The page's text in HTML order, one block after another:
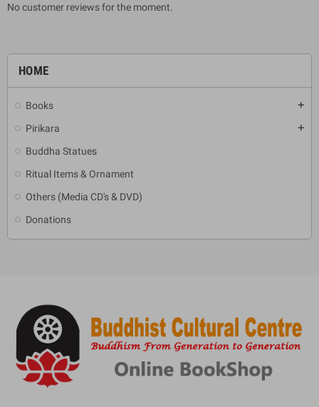
HOME
Books add
Pirikara add
Buddha Statues
Ritual Items & Ornament
Others (Media CD's & DVD)
Donations
No customer reviews for the moment.